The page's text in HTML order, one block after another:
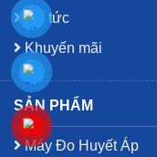
Tin tức
Khuyến mãi
SẢN PHẨM
Máy Đo Huyết Áp